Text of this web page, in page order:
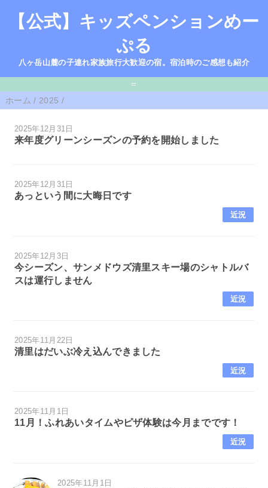
【公式】キッズペンションめー
ぷる
八ヶ岳山麓の子連れ家族旅行大歓迎の宿。宿泊時のご感想も紹介
=
ホーム / 2025 /
2025年12月31日
来年度グリーンシーズンの予約を開始しました
2025年12月31日
あっという間に大晦日です
近況
2025年12月3日
今シーズン、サンメドウズ清里スキー場のシャトルバ
スは運行しません
近況
2025年11月22日
清里はだいぶ冷え込んできました
近況
2025年11月1日
11月！ふれあいタイムやピザ体験は今月までです！
近況
2025年11月1日